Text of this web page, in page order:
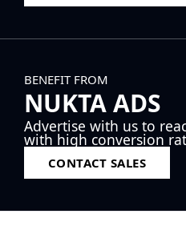
BENEFIT FROM
NUKTA ADS
Advertise with us to
with high conversion
CONTACT SALES